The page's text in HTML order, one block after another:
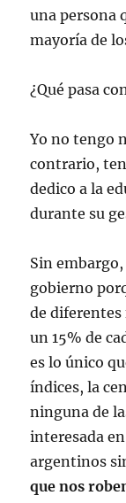
una persona
mayorí­a de
¿Qué pasa
Yo no tengo
contrario,
dedico a la
durante su
Sin
gobierno
de diferentes
un 15% de
es lo único
í­ndices, la
ninguna de
interesada
argentinos
que nos